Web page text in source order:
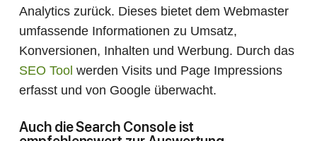
Analytics zurück. Dieses bietet dem Webmaster
umfassende Informationen zu Umsatz,
Konversionen, Inhalten und Werbung. Durch das
SEO Tool werden Visits und Page Impressions
erfasst und von Google überwacht.
Auch die Search Console ist